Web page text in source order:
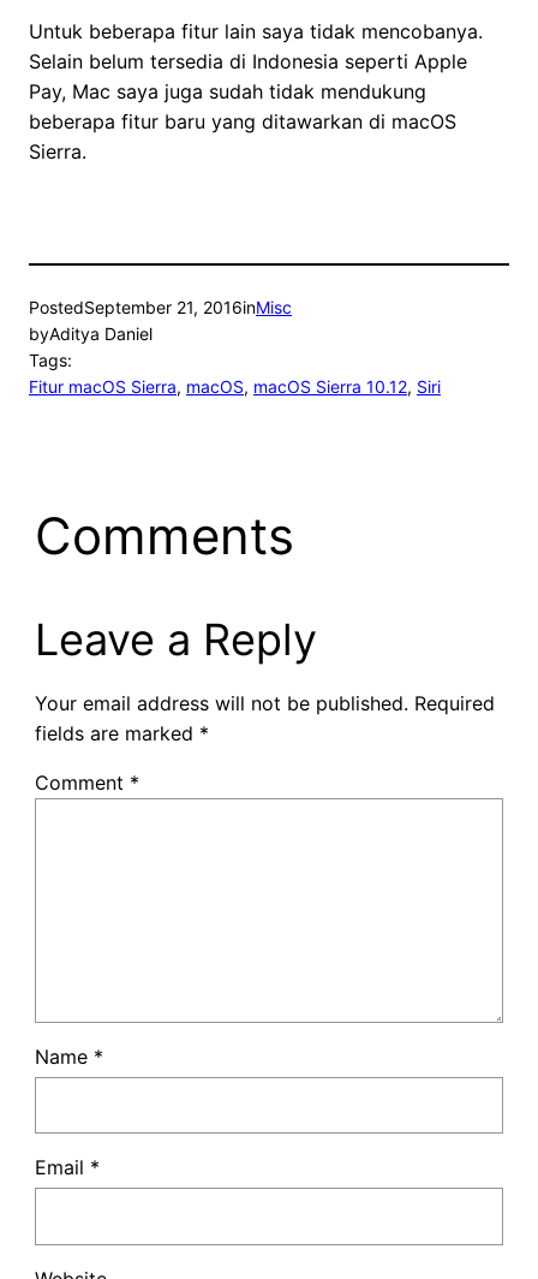
Untuk beberapa fitur lain saya tidak mencobanya.
Selain belum tersedia di Indonesia seperti Apple
Pay, Mac saya juga sudah tidak mendukung
beberapa fitur baru yang ditawarkan di macOS
Sierra.
PostedSeptember 21, 2016inMisc
byAditya Daniel
Tags:
Fitur macOS Sierra, macOS, macOS Sierra 10.12, Siri
Comments
Leave a Reply
Your email address will not be published. Required
fields are marked *
Comment *
Name *
Email *